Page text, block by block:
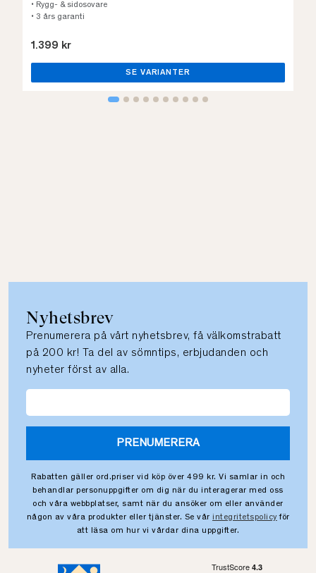
• Rygg- & sidosovare
• 3 års garanti
1.399 kr
SE VARIANTER
Nyhetsbrev
Prenumerera på vårt nyhetsbrev, få välkomstrabatt
på 200 kr! Ta del av sömntips, erbjudanden och
nyheter först av alla.
PRENUMERERA
Rabatten gäller ord.priser vid köp över 499 kr. Vi samlar in och
behandlar personuppgifter om dig när du interagerar med oss
och våra webbplatser, samt när du ansöker om eller använder
någon av våra produkter eller tjänster. Se vår integritetspolicy för
att läsa om hur vi vårdar dina uppgifter.